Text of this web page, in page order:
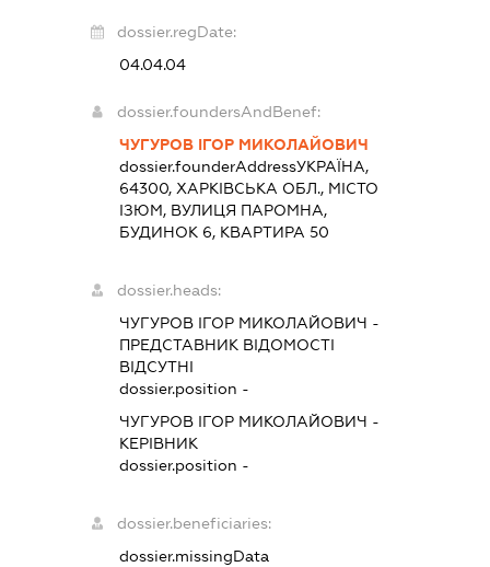
dossier.regDate:
04.04.04
dossier.foundersAndBenef:
ЧУГУРОВ ІГОР МИКОЛАЙОВИЧ
dossier.founderAddressУКРАЇНА,
64300, ХАРКІВСЬКА ОБЛ., МІСТО
ІЗЮМ, ВУЛИЦЯ ПАРОМНА,
БУДИНОК 6, КВАРТИРА 50
dossier.heads:
ЧУГУРОВ ІГОР МИКОЛАЙОВИЧ -
ПРЕДСТАВНИКВІДОМОСТІ
ВІДСУТНІ
dossier.position -
ЧУГУРОВ ІГОР МИКОЛАЙОВИЧ -
КЕРІВНИК
dossier.position -
dossier.beneficiaries:
dossier.missingData